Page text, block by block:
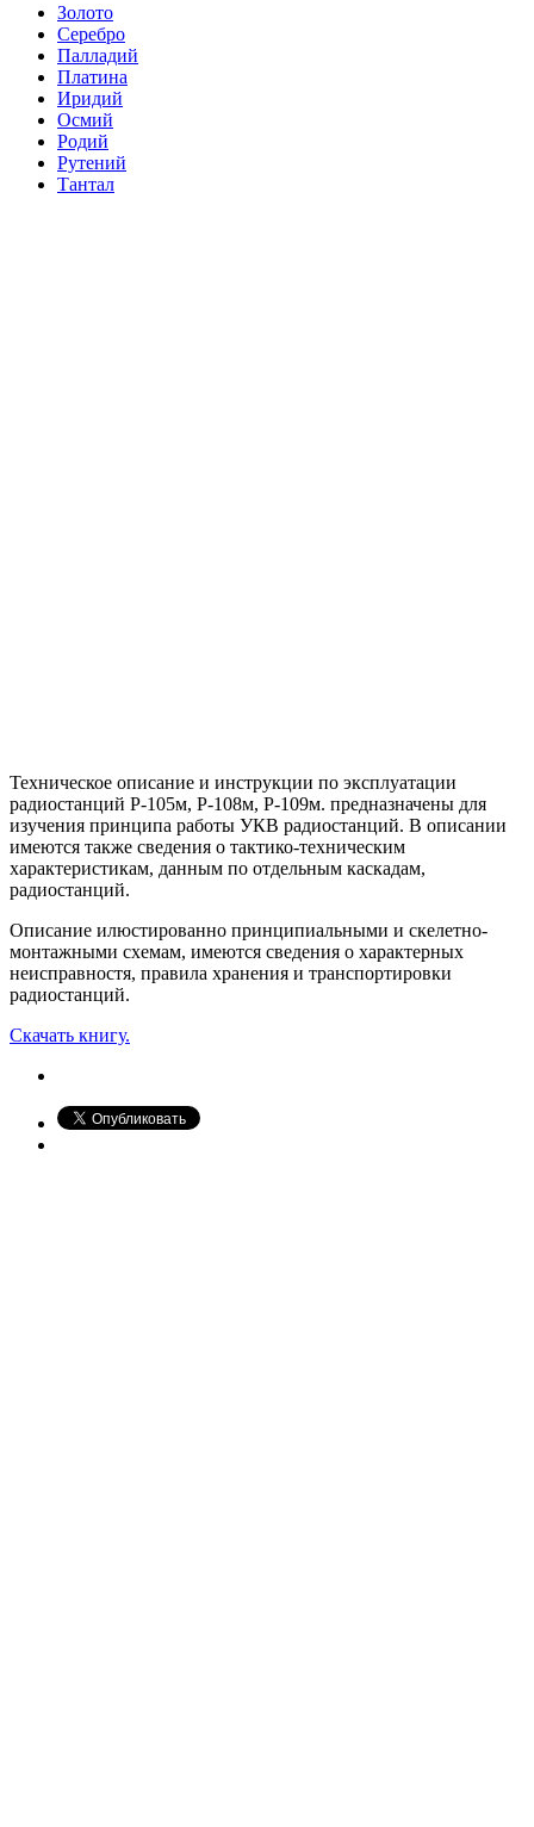
Золото
Серебро
Палладий
Платина
Иридий
Осмий
Родий
Рутений
Тантал
Техническое описание и инструкции по эксплуатации
радиостанций Р-105м, Р-108м, Р-109м. предназначены для
изучения принципа работы УКВ радиостанций. В описании
имеются также сведения о тактико-техническим
характеристикам, данным по отдельным каскадам,
радиостанций.
Описание илюстированно принципиальными и скелетно-
монтажными схемам, имеются сведения о характерных
неисправностя, правила хранения и транспортировки
радиостанций.
Скачать книгу.